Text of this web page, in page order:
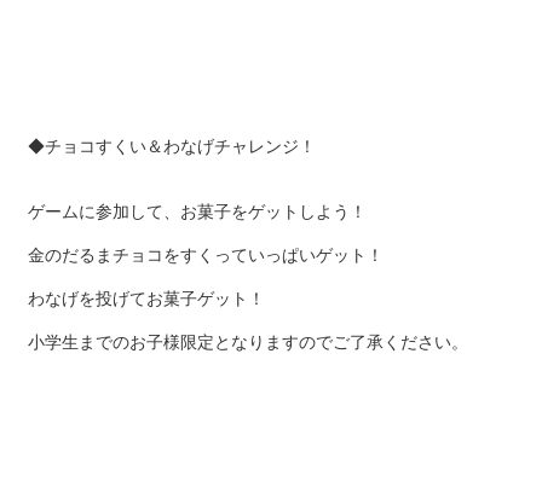
◆チョコすくい＆わなげチャレンジ！
ゲームに参加して、お菓子をゲットしよう！
金のだるまチョコをすくっていっぱいゲット！
わなげを投げてお菓子ゲット！
小学生までのお子様限定となりますのでご了承ください。